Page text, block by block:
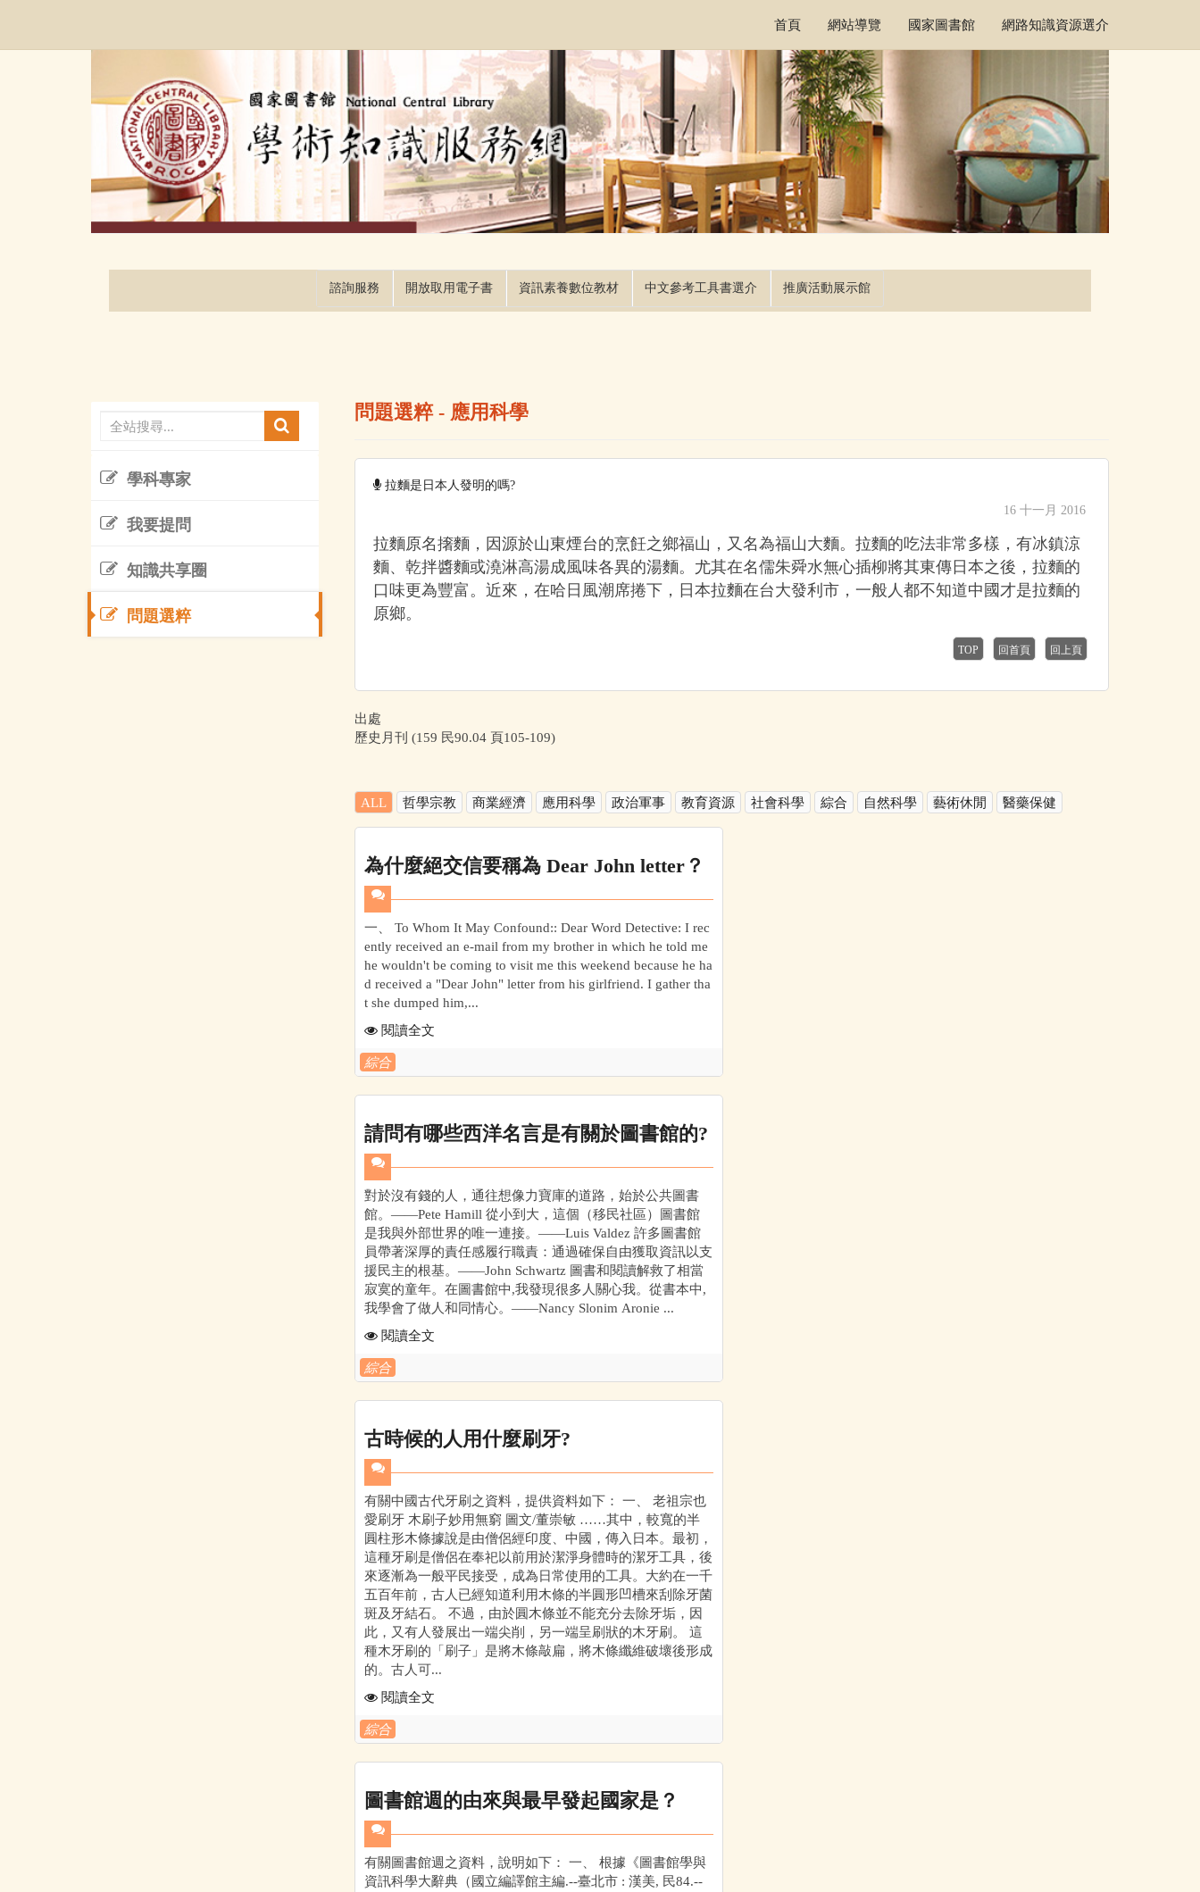
首頁
網站導覽 國家圖書館 網路知識資源選介
諮詢服務 開放取用電子書 資訊素養數位教材 中文參考工具書選介 推廣活動展示館
學科專家
我要提問
知識共享圈
問題選粹
問題選粹 - 應用科學
拉麵是日本人發明的嗎?
16 十一月 2016
拉麵原名撦麵，因源於山東煙台的烹飪之鄉福山，又名為福山大麵。拉麵的吃法非常多樣，有冰鎮涼
麵、乾拌醬麵或澆淋高湯成風味各異的湯麵。尤其在名儒朱舜水無心插柳將其東傳日本之後，拉麵的
口味更為豐富。近來，在哈日風潮席捲下，日本拉麵在台大發利市，一般人都不知道中國才是拉麵的
原鄉。
TOP 回首頁 回上頁
出處
歷史月刊 (159 民90.04 頁105-109)
ALL 哲學宗教 商業經濟 應用科學 政治軍事 教育資源 社會科學 綜合 自然科學 藝術休閒 醫藥保健
為什麼絕交信要稱為 Dear John letter？
一、 To Whom It May Confound:: Dear Word Detective: I rec
ently received an e-mail from my brother in which he told me
he wouldn't be coming to visit me this weekend because he ha
d received a "Dear John" letter from his girlfriend. I gather tha
t she dumped him,...
閱讀全文
綜合
請問有哪些西洋名言是有關於圖書館的?
對於沒有錢的人，通往想像力寶庫的道路，始於公共圖書
館。——Pete Hamill 從小到大，這個（移民社區）圖書館
是我與外部世界的唯一連接。——Luis Valdez 許多圖書館
員帶著深厚的責任感履行職責：通過確保自由獲取資訊以支
援民主的根基。——John Schwartz 圖書和閱讀解救了相當
寂寞的童年。在圖書館中,我發現很多人關心我。從書本中,
我學會了做人和同情心。——Nancy Slonim Aronie ...
閱讀全文
綜合
古時候的人用什麼刷牙?
有關中國古代牙刷之資料，提供資料如下： 一、 老祖宗也
愛刷牙 木刷子妙用無窮 圖文/董崇敏 ……其中，較寬的半
圓柱形木條據說是由僧侶經印度、中國，傳入日本。最初，
這種牙刷是僧侶在奉祀以前用於潔淨身體時的潔牙工具，後
來逐漸為一般平民接受，成為日常使用的工具。大約在一千
五百年前，古人已經知道利用木條的半圓形凹槽來刮除牙菌
斑及牙結石。 不過，由於圓木條並不能充分去除牙垢，因
此，又有人發展出一端尖削，另一端呈刷狀的木牙刷。 這
種木牙刷的「刷子」是將木條敲扁，將木條纖維破壞後形成
的。古人可...
閱讀全文
綜合
圖書館週的由來與最早發起國家是？
有關圖書館週之資料，說明如下： 一、 根據《圖書館學與
資訊科學大辭典（國立編譯館主編.--臺北市 : 漢美, 民84.--